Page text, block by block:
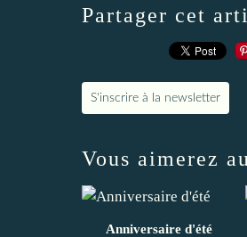
Partager cet
S'inscrire à la newsletter
Vous aimerez
Anniversaire d'été